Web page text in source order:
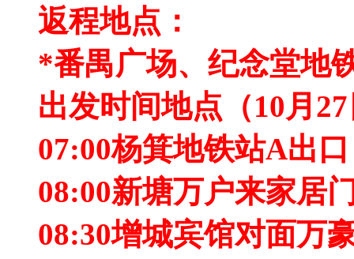
返程地点：
*番禺广场、纪念堂地
出发时间地点（10月
07:00杨箕地铁站A出口
08:00新塘万户来家居
08:30增城宾馆对面万